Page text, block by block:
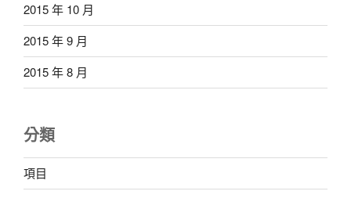
2015 年 10 月
2015 年 9 月
2015 年 8 月
分類
項目